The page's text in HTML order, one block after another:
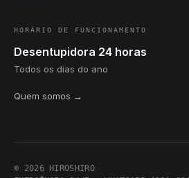
HORÁRIO DE FUNCIONAMENTO
Desentupidora 24 horas
Todos os dias do ano
Quem somos →
© 2026 HIROSHIRO